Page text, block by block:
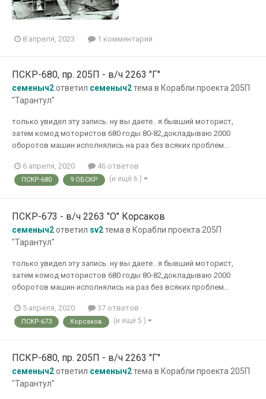
8 апреля, 2023 1 комментарий
ПСКР-680, пр. 205П - в/ч 2263 "Г"
семеныч2ответил семеныч2тема в Корабли проекта 205П
"Тарантул"
только увидел эту запись. ну вы даете.. я бывший моторист,
затем комод мотористов 680 годы 80-82,докладываю 2000
оборотов машин исполнялись на раз без всяких проблем...
6 апреля, 2020 46 ответов
ПСКР-680 9 ОБСКР (и ещё 6 )
ПСКР-673 - в/ч 2263 "О" Корсаков
семеныч2ответил sv2тема в Корабли проекта 205П
"Тарантул"
только увидел эту запись. ну вы даете.. я бывший моторист,
затем комод мотористов 680 годы 80-82,докладываю 2000
оборотов машин исполнялись на раз без всяких проблем...
5 апреля, 2020 37 ответов
ПСКР-673 Корсаков (и ещё 5 )
ПСКР-680, пр. 205П - в/ч 2263 "Г"
семеныч2ответил семеныч2тема в Корабли проекта 205П
"Тарантул"